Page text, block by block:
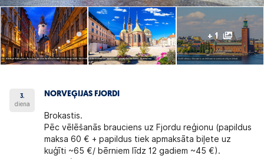
+ 1
3.
diena
NORVEĢIJAS FJORDI
Brokastis.
Pēc vēlēšanās brauciens uz Fjordu reģionu (papildus
maksa 60 € + papildus tiek apmaksāta biļete uz
kuģīti ~65 €/ bērniem līdz 12 gadiem ~45 €).